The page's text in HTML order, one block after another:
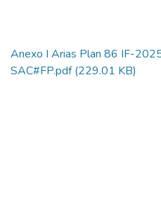
Anexo I Arias Plan 86 IF-
SAC#FP.pdf(229.01 KB)